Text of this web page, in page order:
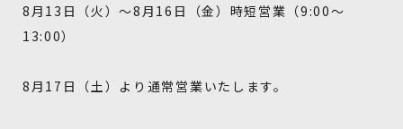
8月13日（火）～8月16日（金）時短営業（9:00～
13:00）
8月17日（土）より通常営業いたします。